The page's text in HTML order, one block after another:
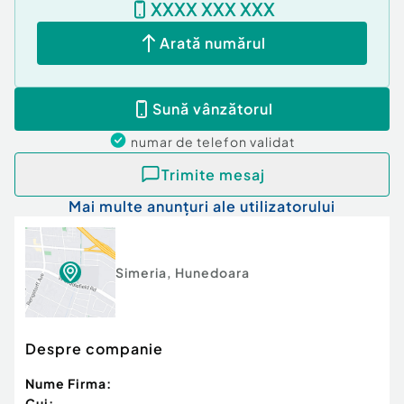
XXXX XXX XXX
Arată numărul
Sună vânzătorul
numar de telefon validat
Trimite mesaj
Mai multe anunțuri ale utilizatorului
Simeria, Hunedoara
Despre companie
Nume Firma: